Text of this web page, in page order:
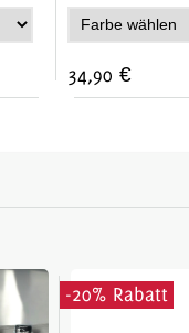
34,90 €
-20% Rabatt